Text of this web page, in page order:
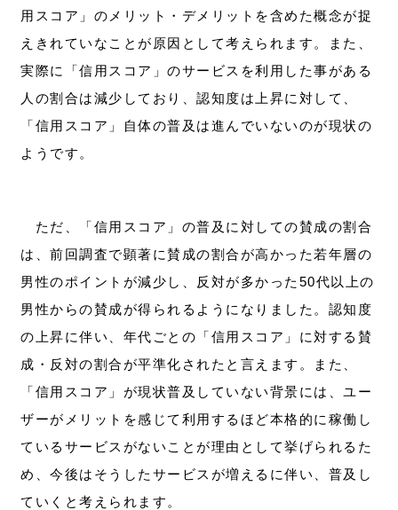
用スコア」のメリット・デメリットを含めた概念が捉
えきれていなことが原因として考えられます。また、
実際に「信用スコア」のサービスを利用した事がある
人の割合は減少しており、認知度は上昇に対して、
「信用スコア」自体の普及は進んでいないのが現状の
ようです。
ただ、「信用スコア」の普及に対しての賛成の割合
は、前回調査で顕著に賛成の割合が高かった若年層の
男性のポイントが減少し、反対が多かった50代以上の
男性からの賛成が得られるようになりました。認知度
の上昇に伴い、年代ごとの「信用スコア」に対する賛
成・反対の割合が平準化されたと言えます。また、
「信用スコア」が現状普及していない背景には、ユー
ザーがメリットを感じて利用するほど本格的に稼働し
ているサービスがないことが理由として挙げられるた
め、今後はそうしたサービスが増えるに伴い、普及し
ていくと考えられます。